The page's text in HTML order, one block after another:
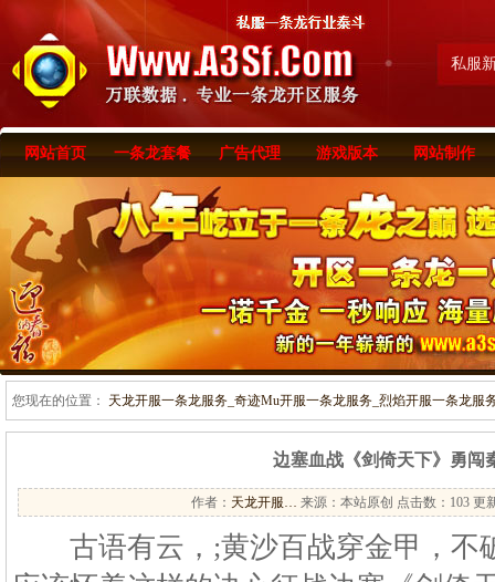
私服
网站首页 一条龙套餐 广告代理 游戏版本 网站制作
您现在的位置： 天龙开服一条龙服务_奇迹Mu开服一条龙服务_烈焰开服一条龙服
边塞血战《剑倚天下》勇闯
作者： 天龙开服… 来源：本站原创 点击数： 103 更
古语有云，;黄沙百战穿金甲，不